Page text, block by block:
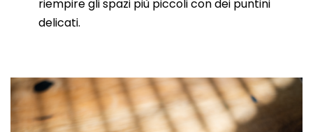
riempire gli spazi più piccoli con dei puntini
delicati.